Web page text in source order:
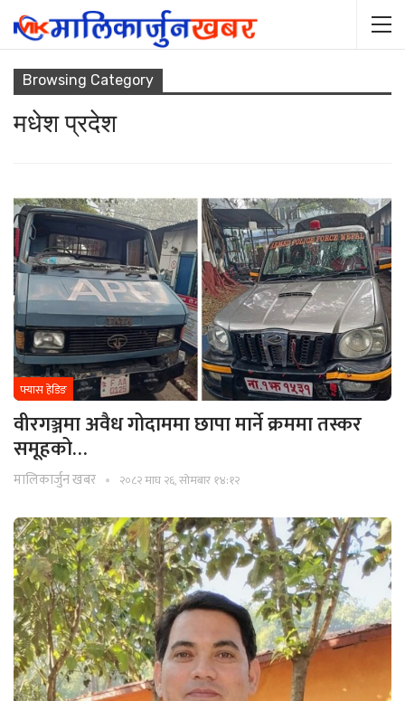
Browsing Category
मधेश प्रदेश
फ्यास हेडिङ
वीरगञ्जमा अवैध गोदाममा छापा मार्ने क्रममा तस्कर
समूहको…
मालिकार्जुन खबर २०८२ माघ २६, सोमबार १४:१२